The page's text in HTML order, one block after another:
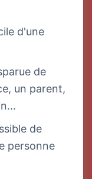
d'une
de
un parent,
de
personne